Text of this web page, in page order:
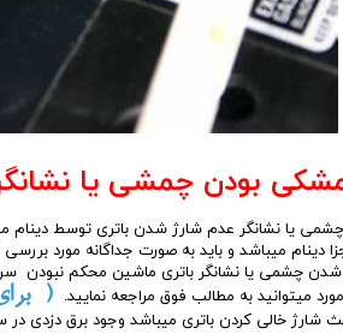
بودن چمشی یا
دینام میباشد و باید به صورت جداگانه مورد بررسی
چشمی یا نشانگر باتری ماشین محکم نبودن
میتوانید به مطالب فوق مراجعه نمایید. (
شارژ خالی کردن باتری میباشد وجود برق دزدی